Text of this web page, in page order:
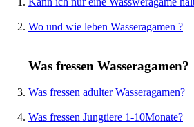
Wo und wie leben Wasseragamen ?
Was fressen Wasseragamen?
Was fressen adulter Wasseragamen?
Was fressen Jungtiere 1-10Monate?